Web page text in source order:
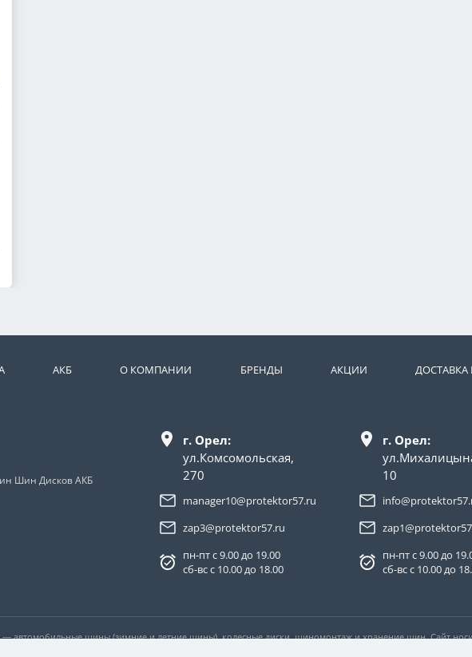
АКБ О КОМПАНИИ БРЕНДЫ АКЦИИ ДОСТАВКА
Шин Дисков АКБ
г. Орел:
ул.Комсомольская,
270
manager10@protektor57.ru
zap3@protektor57.ru
пн-пт с 9.00 до 19.00
сб-вс с 10.00 до 18.00
г. Орел:
10
пн-пт с 9.00 до
сб-вс с 10.00 до
— автомобильные шины (зимние и летние шины), колесные диски, шиномонтаж и хранение шин. Сайт